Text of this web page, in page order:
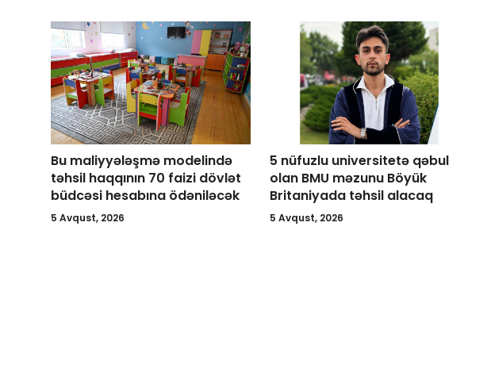
Bu maliyyələşmə modelində
təhsil haqqının 70 faizi dövlət
büdcəsi hesabına ödəniləcək
5 Avqust, 2026
5 nüfuzlu universitetə qəbul
olan BMU məzunu Böyük
Britaniyada təhsil alacaq
5 Avqust, 2026